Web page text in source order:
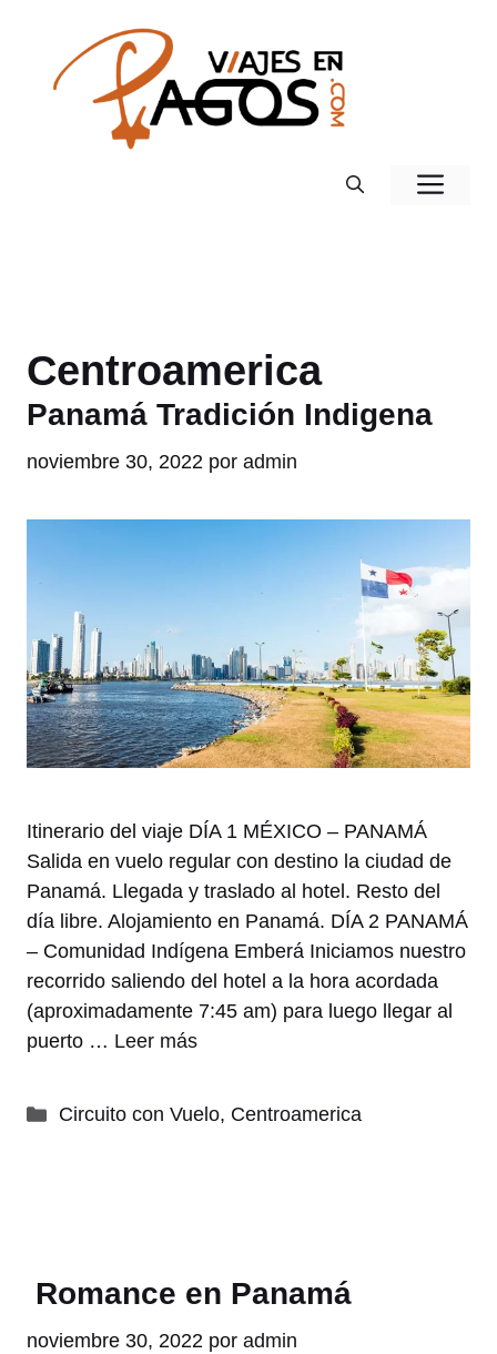
contenido
Centroamerica
Panamá Tradición Indigena
noviembre 30, 2022 por admin
Itinerario del viaje DÍA 1 MÉXICO – PANAMÁ
Salida en vuelo regular con destino la ciudad de
Panamá. Llegada y traslado al hotel. Resto del
día libre. Alojamiento en Panamá. DÍA 2 PANAMÁ
– Comunidad Indígena Emberá Iniciamos nuestro
recorrido saliendo del hotel a la hora acordada
(aproximadamente 7:45 am) para luego llegar al
puerto … Leer más
Categorías
Circuito con Vuelo, Centroamerica
Romance en Panamá
noviembre 30, 2022 por admin